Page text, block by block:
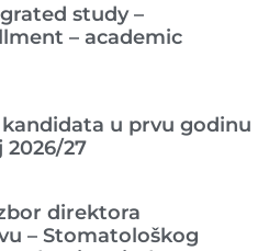
study –
– academic
u prvu godinu
27
direktora
– Stomatološkog